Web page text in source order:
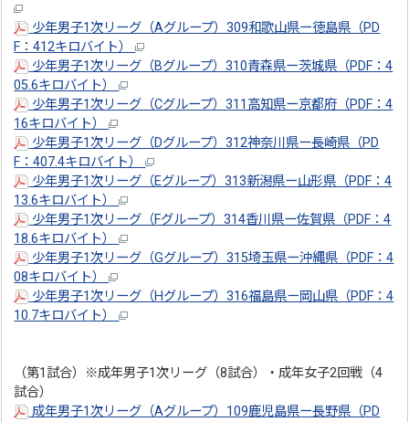
少年男子1次リーグ（Aグループ）309和歌山県ー徳島県（PD
F：412キロバイト）
少年男子1次リーグ（Bグループ）310青森県ー茨城県（PDF：4
05.6キロバイト）
少年男子1次リーグ（Cグループ）311高知県ー京都府（PDF：4
16キロバイト）
少年男子1次リーグ（Dグループ）312神奈川県ー長崎県（PD
F：407.4キロバイト）
少年男子1次リーグ（Eグループ）313新潟県ー山形県（PDF：4
13.6キロバイト）
少年男子1次リーグ（Fグループ）314香川県ー佐賀県（PDF：4
18.6キロバイト）
少年男子1次リーグ（Gグループ）315埼玉県ー沖縄県（PDF：4
08キロバイト）
少年男子1次リーグ（Hグループ）316福島県ー岡山県（PDF：4
10.7キロバイト）
（第1試合）※成年男子1次リーグ（8試合）・成年女子2回戦（4
試合）
成年男子1次リーグ（Aグループ）109鹿児島県ー長野県（PD